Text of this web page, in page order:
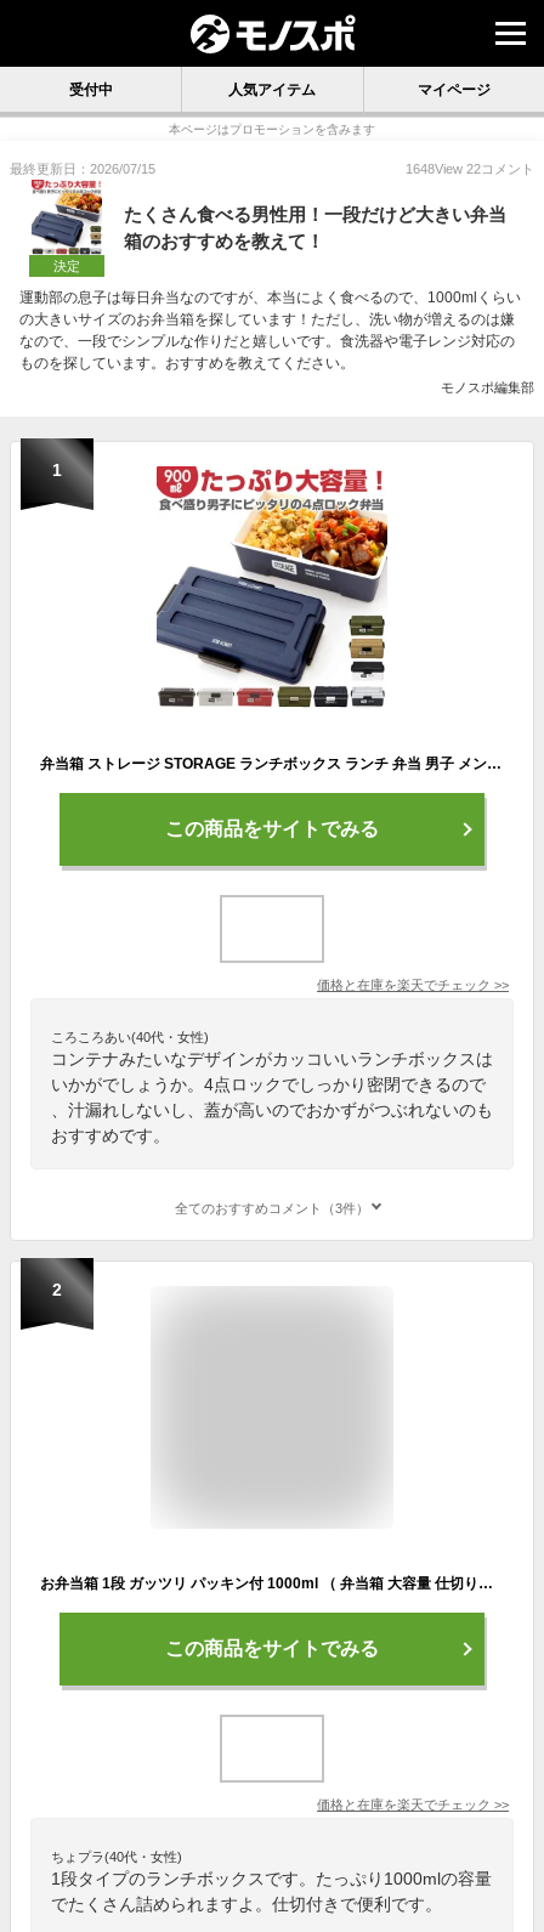
受付中 人気アイテム マイページ
本ページはプロモーションを含みます
最終更新日：2026/07/15 1648View 22コメント
決定
たくさん食べる男性用！一段だけど大きい弁当
箱のおすすめを教えて！
運動部の息子は毎日弁当なのですが、本当によく食べるので、1000mlくらい
の大きいサイズのお弁当箱を探しています！ただし、洗い物が増えるのは嫌
なので、一段でシンプルな作りだと嬉しいです。食洗器や電子レンジ対応の
ものを探しています。おすすめを教えてください。
モノスポ編集部
1
弁当箱 ストレージ STORAGE ランチボックス ランチ 弁当 男子 メンズ 大容量 1段 通販 密封 密閉 仕切り付き 4点ロック 900ml ドーム型 コンテナランチ スタイリッシュ レトロ 工具箱風 食洗機 OK 電子レンジ 対応 お弁当グッズ shw-2002 268596
この商品をサイトでみる
価格と在庫を楽天でチェック >>
ころころあい(40代・女性)
コンテナみたいなデザインがカッコいいランチボックスは
いかがでしょうか。4点ロックでしっかり密閉できるので
、汁漏れしないし、蓋が高いのでおかずがつぶれないのも
おすすめです。
全てのおすすめコメント（3件）
2
お弁当箱 1段 ガッツリ パッキン付 1000ml （ 弁当箱 大容量 仕切り付 1L 日本製 1段弁当箱 大きめ メンズ 男性 男子 男 おとこ 男の人 多め 弁当男子 男子弁当 おべんとう 弁当 べんとう 男性用 ランチボックス シンプル ）
この商品をサイトでみる
価格と在庫を楽天でチェック >>
ちょプラ(40代・女性)
1段タイプのランチボックスです。たっぷり1000mlの容量
でたくさん詰められますよ。仕切付きで便利です。